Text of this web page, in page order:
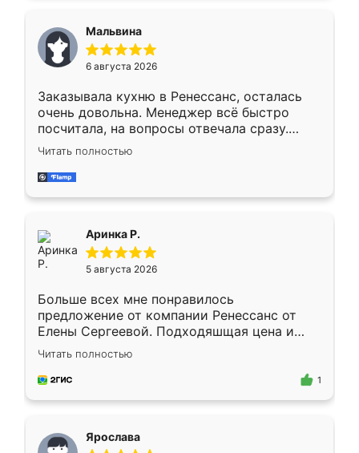
меньше, здесь же он более разнообразный.
Мне нравится ,если что-то потребуется из
мебели буду заказывать только здесь.
Мальвина
6 августа 2026
Заказывала кухню в Ренессанс, осталась
очень довольна. Менеджер всё быстро
посчитала, на вопросы отвечала сразу.
Замерщик приехал в субботу, подошёл к
делу со всей ответственностью. Собрали
за день, ребята работали аккуратно, даже
Читать полностью
Аринка Р.
5 августа 2026
Больше всех мне понравилось
предложение от компании Ренессанс от
Елены Сергеевой. Подходяшщая цена и
короткие сроки изготовления. Приехавший
для замера сотрудник Владислав
предложил по моему эскизу самый
Читать полностью
1
Ярослава